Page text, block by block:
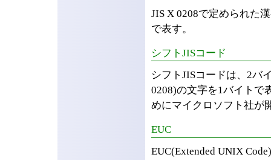
JIS X 0208で定められた
で表す。
シフトJISコード
シフトJISコードは、2バ
0208)の文字を1バイトで
めにマイクロソフト社が
EUC
EUC(Extended UNIX